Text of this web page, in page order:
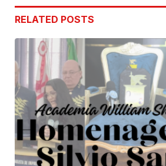
RELATED POSTS